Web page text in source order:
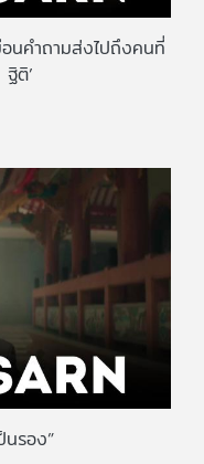
อนคำถามส่งไปถึงคนที่
ติ’
นรอง”